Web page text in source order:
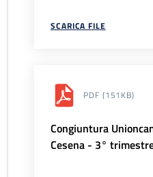
SCARICA FILE
PDF (151KB)
Congiuntura
Cesena - 3°